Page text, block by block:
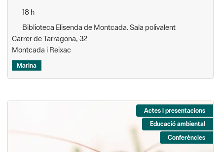
18 h
Biblioteca Elisenda de Montcada. Sala polivalent
Carrer de Tarragona, 32
Montcada i Reixac
Marina
Actes i presentacions
Educació ambiental
Conferències